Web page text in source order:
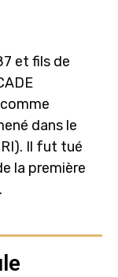
et fils de
dans le
Il fut tué
la première